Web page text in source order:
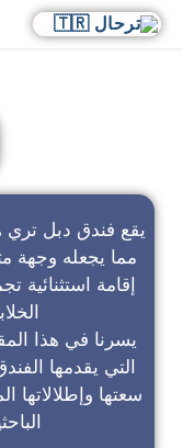
يقع فندق دبل
مما يجعله وجهة
إقامة استثنائية
يسرنا في هذا
التي يقدمها
سعتها وإطلالاتها